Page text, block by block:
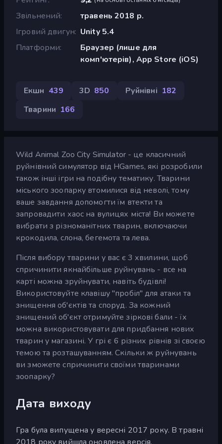
Звільнений
травень 2018 р.
Ігровий двигун Unity 5.4
Платформи
Браузер (лише для
комп'ютерів), App Store (iOS)
Екшн 439 3D 850 Руйнівні 182
Тварини 166
Wild Animal Zoo City Simulator - це класичний
руйнівний симулятор від HGames, які розробили
також інші ігри на подібну тематику. Тварини
міського зоопарку втомилися від неволі, тому
ваше завдання допомогти їм втекти та
запровадити хаос на вулицях міста! Ви можете
вибрати з різноманітних тварин, включаючи
крокодила, слона, бегемота та лева.
Після вибору тварини у вас є 3 хвилини, щоб
спричинити якнайбільше руйнувань - все на
карті можна зруйнувати, навіть будівлі!
Використовуйте клавішу "пробіл" для атаки та
знищення об'єктів та споруд. За кожний
знищений об'єкт отримуйте зіркові бали - їх
можна використовувати для придбання нових
тварин у магазині. У грі є 6 різних рівнів зі своєю
темою та розташуванням. Скільки ж руйнувань
ви зможете спричинити своїми тваринами
зоопарку?
Дата виходу
Гра була випущена у вересні 2017 року. В травні